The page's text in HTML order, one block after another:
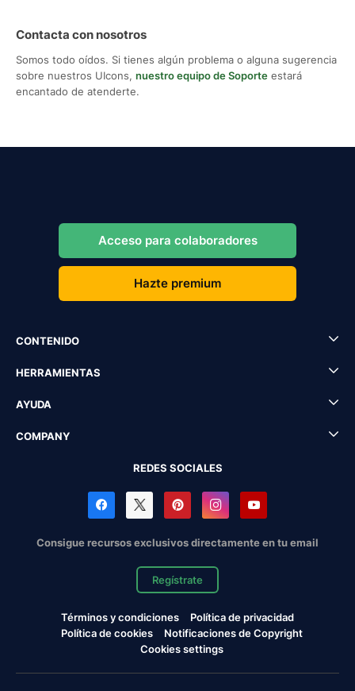
Contacta con nosotros
Somos todo oídos. Si tienes algún problema o alguna sugerencia
sobre nuestros UIcons, nuestro equipo de Soporte estará
encantado de atenderte.
Acceso para colaboradores
Hazte premium
CONTENIDO
HERRAMIENTAS
AYUDA
COMPANY
REDES SOCIALES
Consigue recursos exclusivos directamente en tu email
Regístrate
Términos y condiciones
Política de privacidad
Política de cookies
Notificaciones de Copyright
Cookies settings